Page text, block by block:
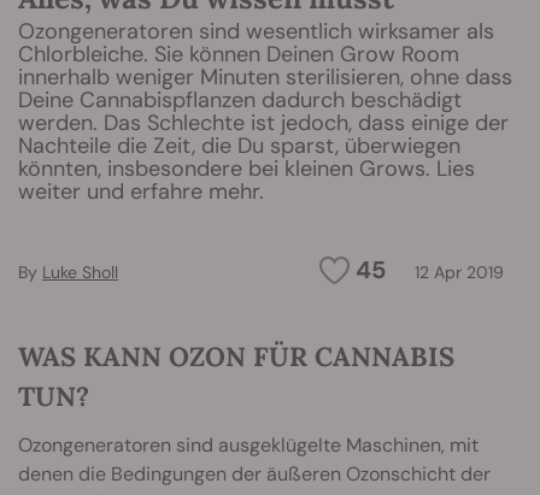
Ozongeneratoren sind wesentlich wirksamer als
Chlorbleiche. Sie können Deinen Grow Room
innerhalb weniger Minuten sterilisieren, ohne dass
Deine Cannabispflanzen dadurch beschädigt
werden. Das Schlechte ist jedoch, dass einige der
Nachteile die Zeit, die Du sparst, überwiegen
könnten, insbesondere bei kleinen Grows. Lies
weiter und erfahre mehr.
45 12 Apr 2019
By Luke Sholl
WAS KANN OZON FÜR CANNABIS
TUN?
Ozongeneratoren sind ausgeklügelte Maschinen, mit
denen die Bedingungen der äußeren Ozonschicht der